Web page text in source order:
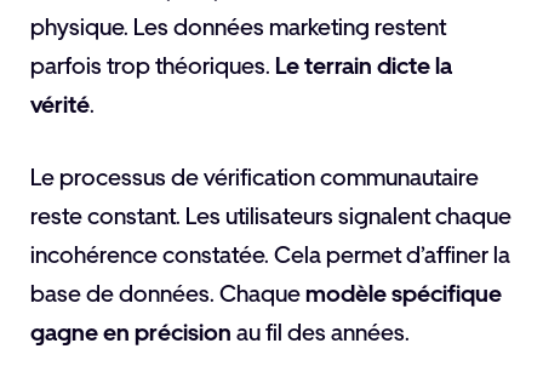
physique. Les données marketing restent
parfois trop théoriques. Le terrain dicte la
vérité.
Le processus de vérification communautaire
reste constant. Les utilisateurs signalent chaque
incohérence constatée. Cela permet d’affiner la
base de données. Chaquemodèle spécifique
gagne en précision au fil des années.